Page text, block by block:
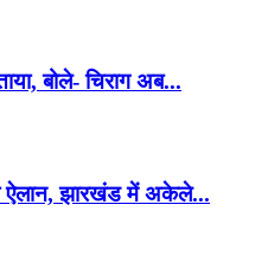
बोले- चिराग अब...
ऐलान, झारखंड में अकेले...